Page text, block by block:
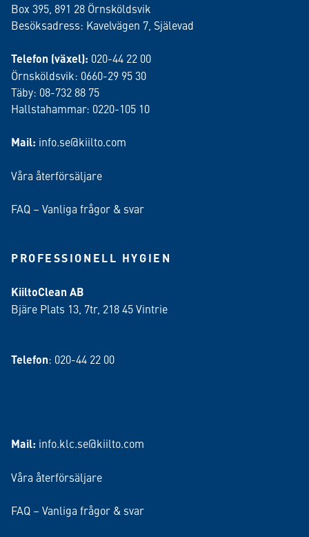
Box 395, 891 28 Örnsköldsvik
Besöksadress: Kavelvägen 7, Själevad
Telefon (växel): 020-44 22 00
Örnsköldsvik: 0660-29 95 30
Täby: 08-732 88 75
Hallstahammar: 0220-105 10
Mail: info.se@kiilto.com
Våra återförsäljare
FAQ – Vanliga frågor & svar
PROFESSIONELL HYGIEN
KiiltoClean AB
Bjäre Plats 13, 7tr, 218 45 Vintrie
Telefon: 020-44 22 00
Mail: info.klc.se@kiilto.com
Våra återförsäljare
FAQ – Vanliga frågor & svar